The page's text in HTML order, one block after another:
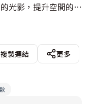
光影，提升空間的寬
主人喜愛的紫羅蘭
機能型的電視櫃相互
滿足女主人大量的鞋
了大型隱藏式鞋櫃，
可當作穿衣鏡使用，
複製連結
更多